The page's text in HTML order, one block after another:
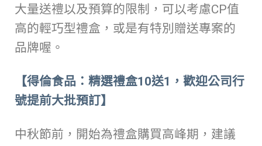
大量送禮以及預算的限制，可以考慮CP值
高的輕巧型禮盒，或是有特別贈送專案的
品牌喔。
【得倫食品：精選禮盒10送1，歡迎公司行
號提前大批預訂】
中秋節前，開始為禮盒購買高峰期，建議